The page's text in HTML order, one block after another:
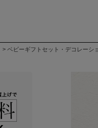
ベビーギフトセット・デコレーシ